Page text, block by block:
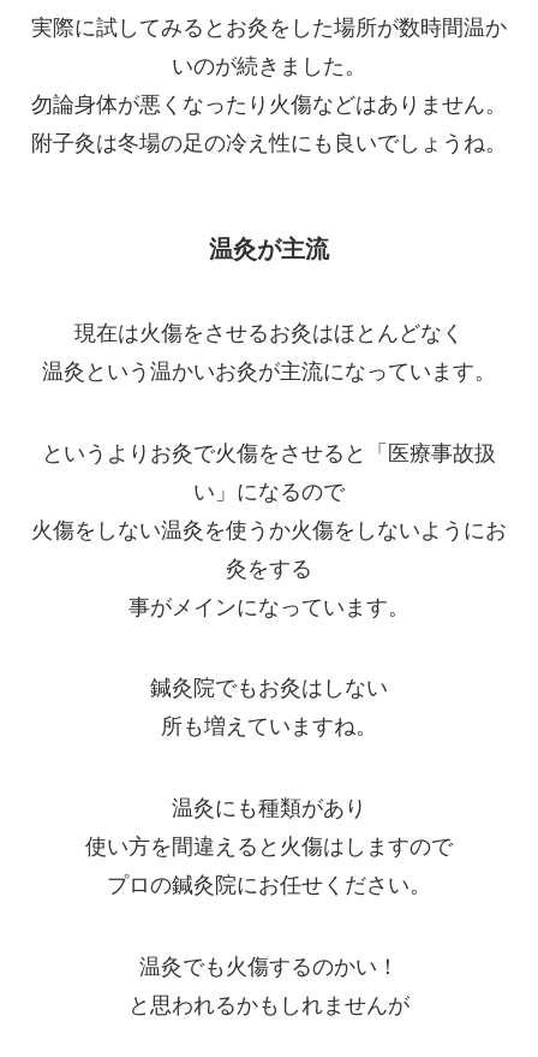
実際に試してみるとお灸をした場所が数時間温か
いのが続きました。
勿論身体が悪くなったり火傷などはありません。
附子灸は冬場の足の冷え性にも良いでしょうね。
温灸が主流
現在は火傷をさせるお灸はほとんどなく
温灸という温かいお灸が主流になっています。
というよりお灸で火傷をさせると「医療事故扱
い」になるので
火傷をしない温灸を使うか火傷をしないようにお
灸をする
事がメインになっています。
鍼灸院でもお灸はしない
所も増えていますね。
温灸にも種類があり
使い方を間違えると火傷はしますので
プロの鍼灸院にお任せください。
温灸でも火傷するのかい！
と思われるかもしれませんが